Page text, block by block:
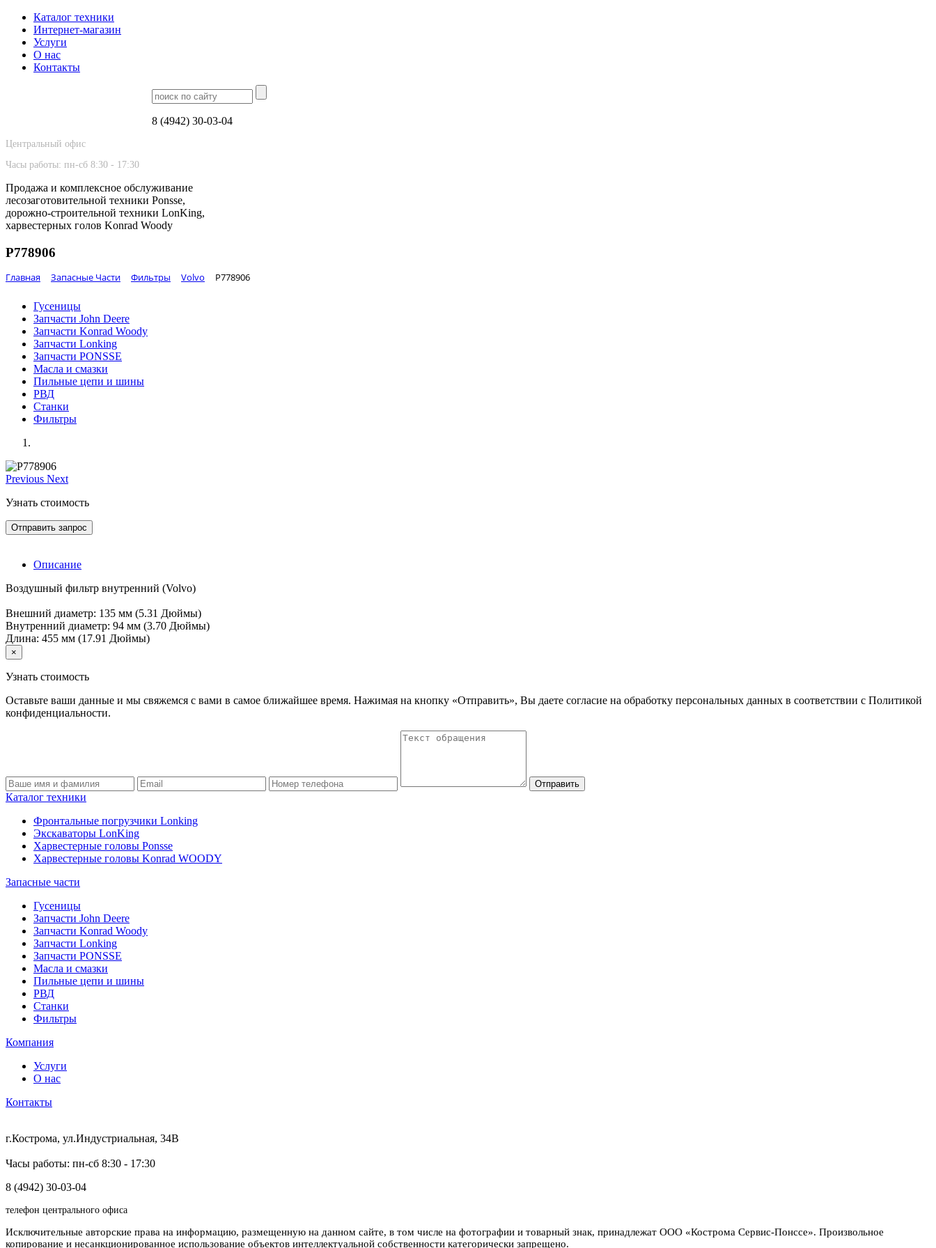
Каталог техники
Интернет-магазин
Услуги
О нас
Контакты
8 (4942) 30-03-04
Центральный офис
Часы работы: пн-сб 8:30 - 17:30
Продажа и комплексное обслуживание
лесозаготовительной техники Ponsse,
дорожно-строительной техники LonKing,
харвестерных голов Konrad Woody
P778906
Главная Запасные Части Фильтры Volvo P778906
Гусеницы
Запчасти John Deere
Запчасти Konrad Woody
Запчасти Lonking
Запчасти PONSSE
Масла и смазки
Пильные цепи и шины
РВД
Станки
Фильтры
Previous Next
Узнать стоимость
Отправить запрос
Описание
Воздушный фильтр внутренний (Volvo)
Внешний диаметр: 135 мм (5.31 Дюймы)
Внутренний диаметр: 94 мм (3.70 Дюймы)
Длина: 455 мм (17.91 Дюймы)
×
Узнать стоимость
Оставьте ваши данные и мы свяжемся с вами в самое ближайшее время. Нажимая на кнопку «Отправить», Вы даете согласие на обработку персональных данных в соответствии с Политикой
конфиденциальности.
Каталог техники
Фронтальные погрузчики Lonking
Экскаваторы LonKing
Харвестерные головы Ponsse
Харвестерные головы Konrad WOODY
Запасные части
Гусеницы
Запчасти John Deere
Запчасти Konrad Woody
Запчасти Lonking
Запчасти PONSSE
Масла и смазки
Пильные цепи и шины
РВД
Станки
Фильтры
Компания
Услуги
О нас
Контакты
г.Кострома, ул.Индустриальная, 34В
Часы работы: пн-сб 8:30 - 17:30
8 (4942) 30-03-04
телефон центрального офиса
Исключительные авторские права на информацию, размещенную на данном сайте, в том числе на фотографии и товарный знак, принадлежат ООО «Кострома Сервис-Понссе». Произвольное
копирование и несанкционированное использование объектов интеллектуальной собственности категорически запрещено.